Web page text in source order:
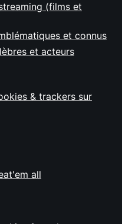
(films et
et connus
et acteurs
& trackers sur
all